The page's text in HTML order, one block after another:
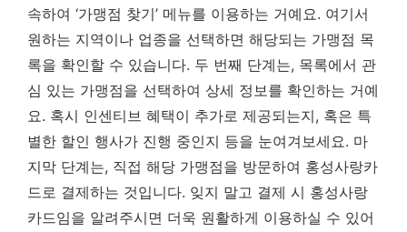
속하여 ‘가맹점 찾기’ 메뉴를 이용하는 거예요. 여기서
원하는 지역이나 업종을 선택하면 해당되는 가맹점 목
록을 확인할 수 있습니다. 두 번째 단계는, 목록에서 관
심 있는 가맹점을 선택하여 상세 정보를 확인하는 거예
요. 혹시 인센티브 혜택이 추가로 제공되는지, 혹은 특
별한 할인 행사가 진행 중인지 등을 눈여겨보세요. 마
지막 단계는, 직접 해당 가맹점을 방문하여 홍성사랑카
드로 결제하는 것입니다. 잊지 말고 결제 시 홍성사랑
카드임을 알려주시면 더욱 원활하게 이용하실 수 있어